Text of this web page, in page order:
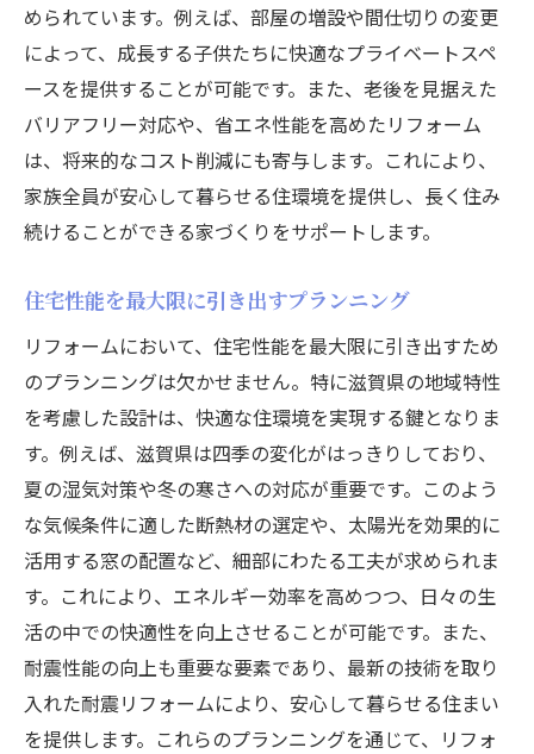
められています。例えば、部屋の増設や間仕切りの変更
によって、成長する子供たちに快適なプライベートスペ
ースを提供することが可能です。また、老後を見据えた
バリアフリー対応や、省エネ性能を高めたリフォーム
は、将来的なコスト削減にも寄与します。これにより、
家族全員が安心して暮らせる住環境を提供し、長く住み
続けることができる家づくりをサポートします。
住宅性能を最大限に引き出すプランニング
リフォームにおいて、住宅性能を最大限に引き出すため
のプランニングは欠かせません。特に滋賀県の地域特性
を考慮した設計は、快適な住環境を実現する鍵となりま
す。例えば、滋賀県は四季の変化がはっきりしており、
夏の湿気対策や冬の寒さへの対応が重要です。このよう
な気候条件に適した断熱材の選定や、太陽光を効果的に
活用する窓の配置など、細部にわたる工夫が求められま
す。これにより、エネルギー効率を高めつつ、日々の生
活の中での快適性を向上させることが可能です。また、
耐震性能の向上も重要な要素であり、最新の技術を取り
入れた耐震リフォームにより、安心して暮らせる住まい
を提供します。これらのプランニングを通じて、リフォ